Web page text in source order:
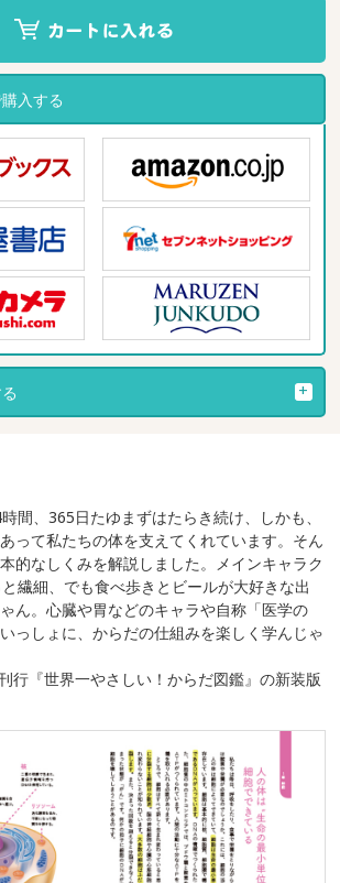
入する
間、365日たゆまずはたらき続け、しかも、
って私たちの体を支えてくれています。そん
的なしくみを解説しました。メインキャラク
繊細、でも食べ歩きとビールが大好きな出
ん。心臓や胃などのキャラや自称「医学の
っしょに、からだの仕組みを楽しく学んじゃ
行『世界一やさしい！からだ図鑑』の新装版